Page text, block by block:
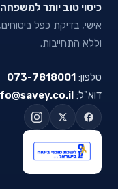
כיסוי טוב יותר למשפחה
אישי, בדיקת כפל
וללא התחייבות.
טלפון: 073-7818001
דוא"ל: